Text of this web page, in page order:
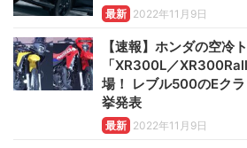
最新 2022年11月9日
【速報】ホンダの空冷
「XR300L／
場！ レブル500のEク
挙発表
最新 2022年11月9日